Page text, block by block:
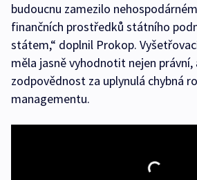
budoucnu zamezilo
finančních prostředků státního
státem,“ doplnil Prokop.
měla jasně vyhodnotit nejen
zodpovědnost za uplynulá chybná
managementu.